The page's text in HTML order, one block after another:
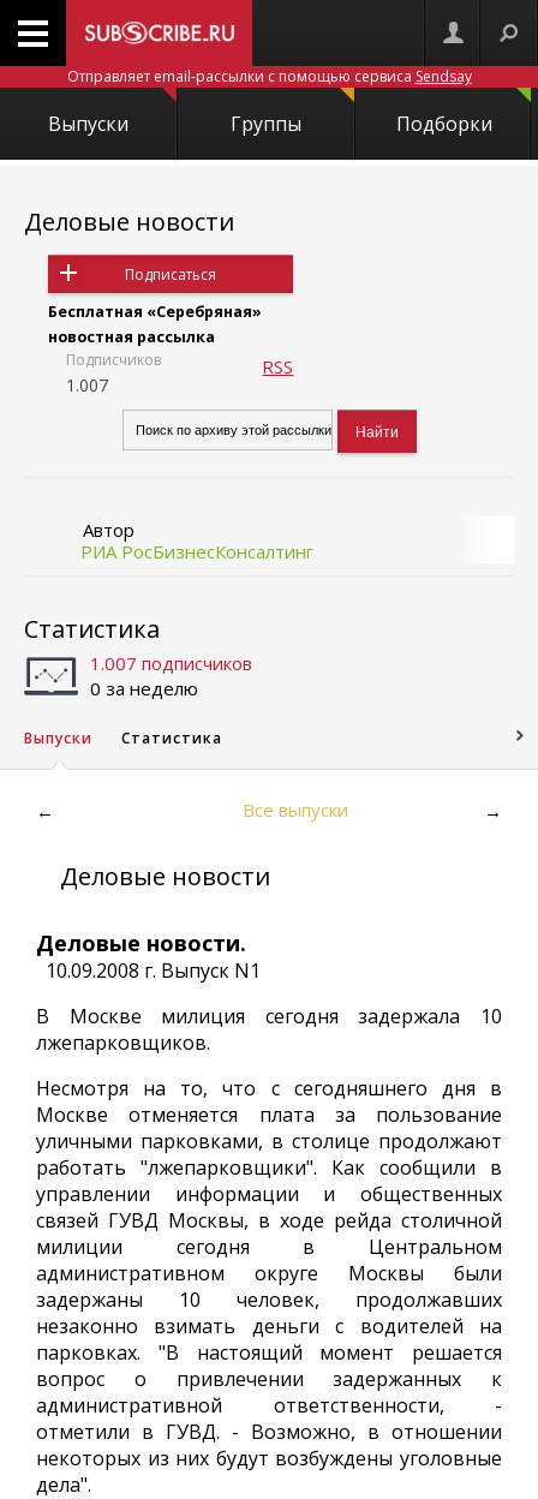
Отправляет email-рассылки с помощью сервиса Sendsay
Выпуски Группы Подборки
Деловые новости
Подписаться
Бесплатная «Серебряная»
новостная рассылка
Подписчиков
1.007
RSS
Автор
РИА РосБизнесКонсалтинг
Статистика
1.007 подписчиков
0 за неделю
Выпуски Статистика
← Все выпуски →
Деловые новости
Деловые новости.
10.09.2008 г. Выпуск N1
В Москве милиция сегодня задержала 10
лжепарковщиков.
Несмотря на то, что с сегодняшнего дня в
Москве отменяется плата за пользование
уличными парковками, в столице продолжают
работать "лжепарковщики". Как сообщили в
управлении информации и общественных
связей ГУВД Москвы, в ходе рейда столичной
милиции сегодня в Центральном
административном округе Москвы были
задержаны 10 человек, продолжавших
незаконно взимать деньги с водителей на
парковках. "В настоящий момент решается
вопрос о привлечении задержанных к
административной ответственности, -
отметили в ГУВД. - Возможно, в отношении
некоторых из них будут возбуждены уголовные
дела".